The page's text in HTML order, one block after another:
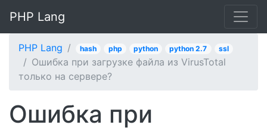
PHP Lang
PHP Lang hash php python python 2.7 ssl
Ошибка при загрузке файла из VirusTotal
только на сервере?
Ошибка при